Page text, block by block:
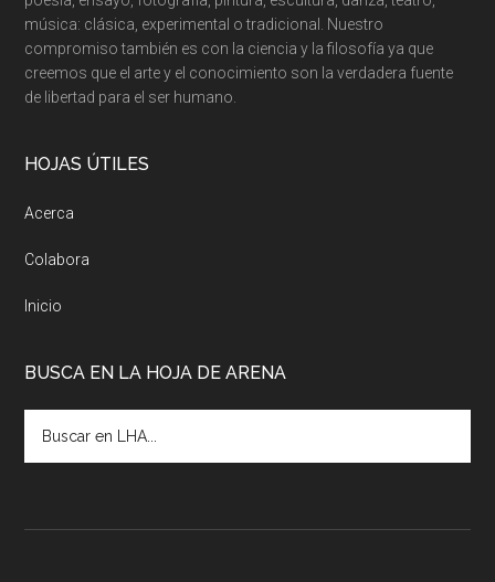
música: clásica, experimental o tradicional. Nuestro
compromiso también es con la ciencia y la filosofía ya que
creemos que el arte y el conocimiento son la verdadera fuente
de libertad para el ser humano.
HOJAS ÚTILES
Acerca
Colabora
Inicio
BUSCA EN LA HOJA DE ARENA